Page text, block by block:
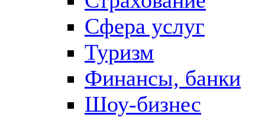
Сфера услуг
Туризм
Финансы, банки
Шоу-бизнес